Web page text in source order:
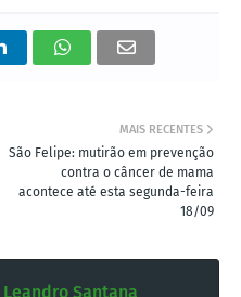
MAIS RECENTES
São Felipe: mutirão em prevenção
contra o câncer de mama
acontece até esta segunda-feira
18/09
Leandro Santana